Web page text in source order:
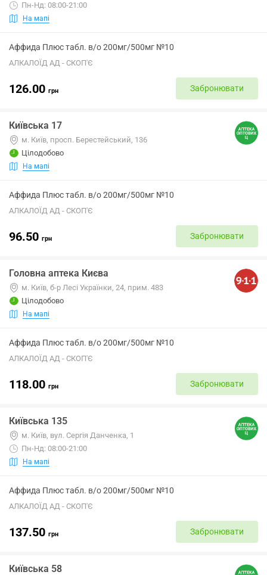
Пн-Нд: 08:00-21:00
На мапі
Аффида Плюс табл. в/о 200мг/500мг №10
АЛКАЛОЇД АД - СКОП'Є
126.00 грн Забронювати
Київська 17
м. Київ, просп. Берестейський, 136
Цілодобово
На мапі
Аффида Плюс табл. в/о 200мг/500мг №10
АЛКАЛОЇД АД - СКОП'Є
96.50 грн Забронювати
Головна аптека Києва
м. Київ, б-р Лесі Українки, 24, прим. 483
Цілодобово
На мапі
Аффида Плюс табл. в/о 200мг/500мг №10
АЛКАЛОЇД АД - СКОП'Є
118.00 грн Забронювати
Київська 135
м. Київ, вул. Сергія Данченка, 1
Пн-Нд: 08:00-21:00
На мапі
Аффида Плюс табл. в/о 200мг/500мг №10
АЛКАЛОЇД АД - СКОП'Є
137.50 грн Забронювати
Київська 58